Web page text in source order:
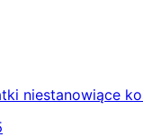
niestanowiące